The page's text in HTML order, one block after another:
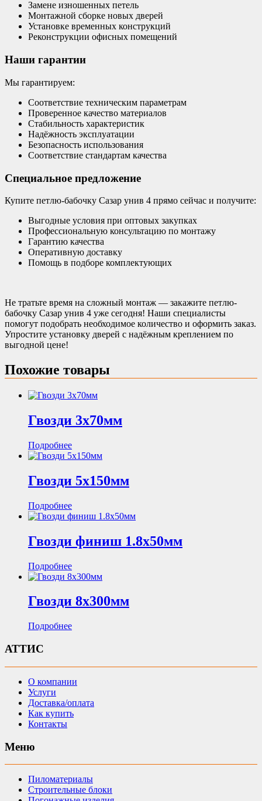
Замене изношенных петель
Монтажной сборке новых дверей
Установке временных конструкций
Реконструкции офисных помещений
Наши гарантии
Мы гарантируем:
Соответствие техническим параметрам
Проверенное качество материалов
Стабильность характеристик
Надёжность эксплуатации
Безопасность использования
Соответствие стандартам качества
Специальное предложение
Купите петлю-бабочку Сазар унив 4 прямо сейчас и получите:
Выгодные условия при оптовых закупках
Профессиональную консультацию по монтажу
Гарантию качества
Оперативную доставку
Помощь в подборе комплектующих
Не тратьте время на сложный монтаж — закажите петлю-
бабочку Сазар унив 4 уже сегодня! Наши специалисты
помогут подобрать необходимое количество и оформить заказ.
Упростите установку дверей с надёжным креплением по
выгодной цене!
Похожие товары
Гвозди 3х70мм
Подробнее
Гвозди 5х150мм
Подробнее
Гвозди финиш 1.8х50мм
Подробнее
Гвозди 8х300мм
Подробнее
АТТИС
О компании
Услуги
Доставка/оплата
Как купить
Контакты
Меню
Пиломатериалы
Строительные блоки